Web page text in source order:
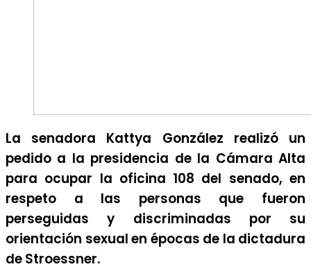
La senadora Kattya González realizó un
pedido a la presidencia de la Cámara Alta
para ocupar la oficina 108 del senado, en
respeto a las personas que fueron
perseguidas y discriminadas por su
orientación sexual en épocas de la dictadura
de Stroessner.